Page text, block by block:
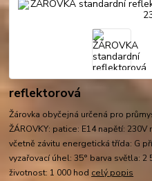
reflektorová
Žárovka obyčejná určená pro
ŽÁROVKY: patice: E14 napětí:
včetně závitu energetická třída: G
vyzařovací úhel: 35° barva světla:
životnost: 1 000 hod celý popis